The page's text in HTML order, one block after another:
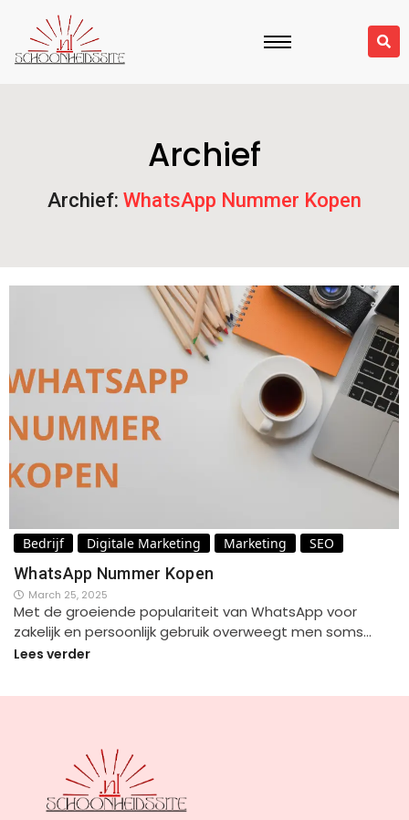
Archief
Archief: WhatsApp Nummer Kopen
Bedrijf Digitale Marketing Marketing SEO
WhatsApp Nummer Kopen
March 25, 2025
Met de groeiende populariteit van WhatsApp voor
zakelijk en persoonlijk gebruik overweegt men soms…
Lees verder